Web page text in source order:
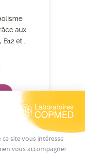
site vous intéresse
vous accompagner
aux
et...